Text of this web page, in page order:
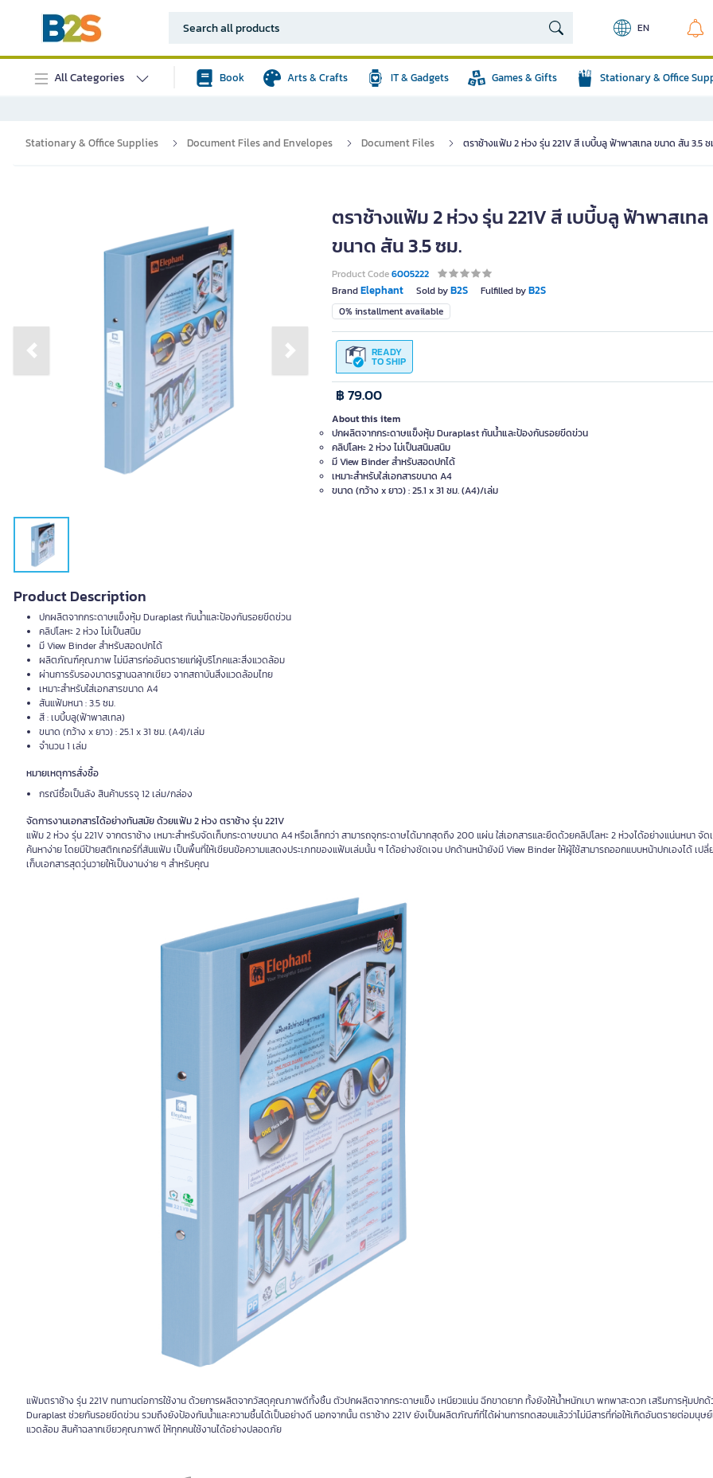
EN
All Categories Book Arts & Crafts IT & Gadgets Games & Gifts Stationary & Office
Stationary & Office Supplies Document Files and Envelopes Document Files ตราช้างแฟ้ม 2 ห่วง รุ่น 221V สี เบบี้บลู ฟ้าพาสเทล ขนาด สัน 3.5 ซ
Previous slide Next slide
ตราช้างแฟ้ม 2 ห่วง รุ่น 221V สี เบบี้บลู ฟ้าพาสเทล
ขนาด สัน 3.5 ซม.
Product Code6005222
BrandElephant Sold byB2S Fulfilled byB2S
0% installment available
READY
TO SHIP
฿ 79.00
About this item
ปกผลิตจากกระดาษแข็งหุ้ม Duraplast กันน้ำและป้องกันรอยขีดข่วน
คลิปโลหะ 2 ห่วง ไม่เป็นสนิมสนิม
มี View Binder สำหรับสอดปกได้
เหมาะสำหรับใส่เอกสารขนาด A4
ขนาด (กว้าง x ยาว) : 25.1 x 31 ซม. (A4)/เล่ม
Product Description
ปกผลิตจากกระดาษแข็งหุ้ม Duraplast กันน้ำและป้องกันรอยขีดข่วน
คลิปโลหะ 2 ห่วง ไม่เป็นสนิม
มี View Binder สำหรับสอดปกได้
ผลิตภัณฑ์คุณภาพ ไม่มีสารก่ออันตรายแก่ผู้บริโภคและสิ่งแวดล้อม
ผ่านการรับรองมาตรฐานฉลากเขียว จากสถาบันสิ่งแวดล้อมไทย
เหมาะสำหรับใส่เอกสารขนาด A4
สันแฟ้มหนา : 3.5 ซม.
สี : เบบี้บลู(ฟ้าพาสเทล)
ขนาด (กว้าง x ยาว) : 25.1 x 31 ซม. (A4)/เล่ม
จำนวน 1 เล่ม
หมายเหตุการสั่งซื้อ
กรณีซื้อเป็นลัง สินค้าบรรจุ 12 เล่ม/กล่อง
จัดการงานเอกสารได้อย่างทันสมัย ด้วยแฟ้ม 2 ห่วง ตราช้าง รุ่น 221V
แฟ้ม 2 ห่วง รุ่น 221V จากตราช้าง เหมาะสำหรับจัดเก็บกระดาษขนาด A4 หรือเล็กกว่า สามารถจุกระดาษได้มากสุดถึง 200 แผ่น ใส่เอกสารและยึดด้วยคลิปโลหะ 2 ห่วงได้อย่างแน่นหนา จัด
ค้นหาง่าย โดยมีป้ายสติกเกอร์ที่สันแฟ้ม เป็นพื้นที่ให้เขียนข้อความแสดงประเภทของแฟ้มเล่มนั้น ๆ ได้อย่างชัดเจน ปกด้านหน้ายังมี View Binder ให้ผู้ใช้สามารถออกแบบหน้าปกเองได้ เปลี่
เก็บเอกสารสุดวุ่นวายให้เป็นงานง่าย ๆ สำหรับคุณ
แฟ้มตราช้าง รุ่น 221V ทนทานต่อการใช้งาน ด้วยการผลิตจากวัสดุคุณภาพดีทั้งชิ้น ตัวปกผลิตจากกระดาษแข็ง เหนียวแน่น ฉีกขาดยาก ทั้งยังให้น้ำหนักเบา พกพาสะดวก เสริมการหุ้มปกด้
Duraplast ช่วยกันรอยขีดข่วน รวมถึงยังป้องกันน้ำและความชื้นได้เป็นอย่างดี นอกจากนั้น ตราช้าง 221V ยังเป็นผลิตภัณฑ์ที่ได้ผ่านการทดสอบแล้วว่าไม่มีสารที่ก่อให้เกิดอันตรายต่อมนุษย์
แวดล้อม สินค้าฉลากเขียวคุณภาพดี ให้ทุกคนใช้งานได้อย่างปลอดภัย